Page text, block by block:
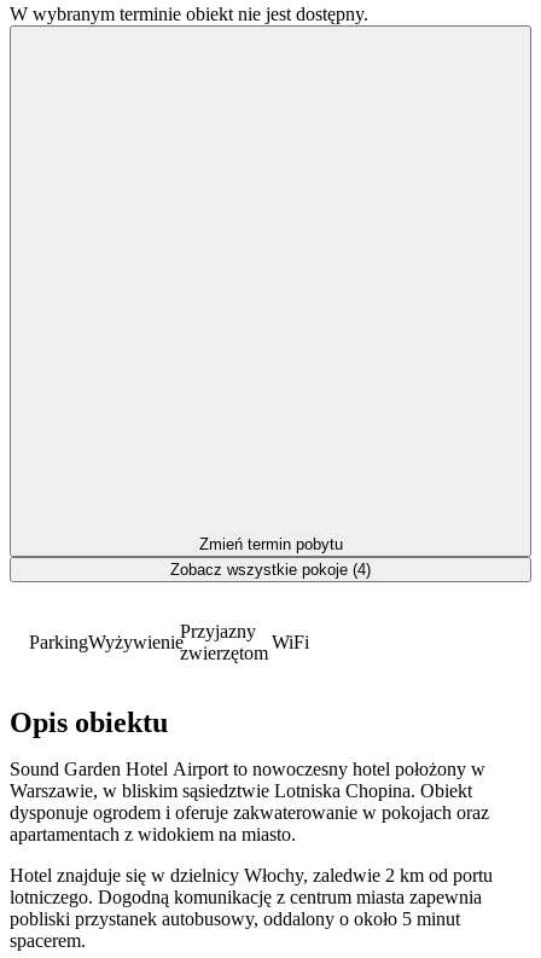
ParkingWyżywienie
Przyjazny
zwierzętom
WiFi
Opis obiektu
Sound Garden Hotel Airport to nowoczesny hotel położony w
Warszawie, w bliskim sąsiedztwie Lotniska Chopina. Obiekt
dysponuje ogrodem i oferuje zakwaterowanie w pokojach oraz
apartamentach z widokiem na miasto.
Hotel znajduje się w dzielnicy Włochy, zaledwie 2 km od portu
lotniczego. Dogodną komunikację z centrum miasta zapewnia
pobliski przystanek autobusowy, oddalony o około 5 minut
spacerem.
W wybranym terminie obiekt nie jest dostępny.
Zmień termin pobytu
Zobacz wszystkie pokoje (4)